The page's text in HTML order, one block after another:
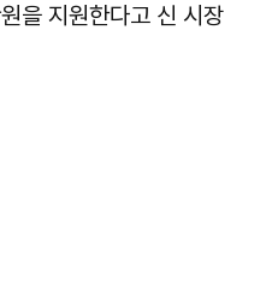
을 지원한다고 신 시장